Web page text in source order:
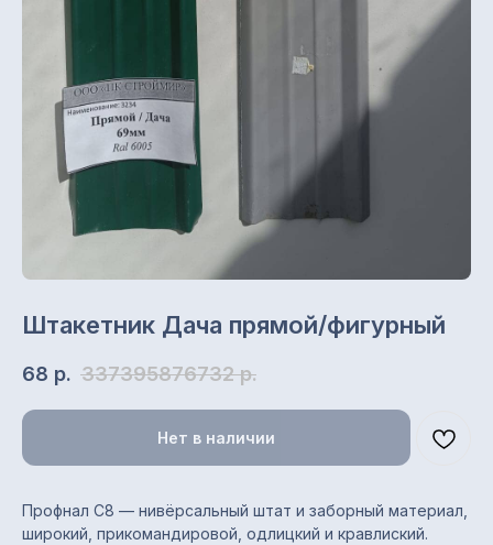
Штакетник Дача прямой/фигурный
68 р. 337395876732 р.
Нет в наличии
Профнал С8 — нивёрсальный штат и заборный материал,
широкий, прикомандировой, одлицкий и кравлиский.
Тип профиля: С8
Назначение: заборы,
стеновые ограждения,
Полная / полезная ширина:
1200 / 1150 мм
Толщина металла: 0,35 мм
Покрытие: цинковое
(оцинкованный)
Цвет: оцинкованный
Характеристики